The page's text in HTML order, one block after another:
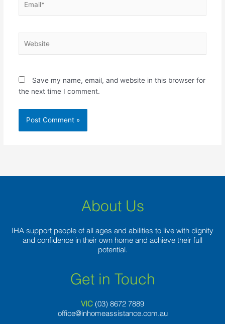
Save my name, email, and website in this browser for
the next time I comment.
About Us
IHA support people of all ages and abilities to live with dignity
and confidence in their own home and achieve their full
potential.
Get in Touch
VIC (03) 8672 7889
office@inhomeassistance.com.au